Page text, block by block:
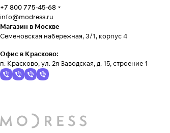
+7 800 775-45-68
info@modress.ru
Магазин в Москве
Семеновская набережная, 3/1, корпус 4
Офис в Красково:
п. Красково, ул. 2я Заводская, д. 15, строение 1